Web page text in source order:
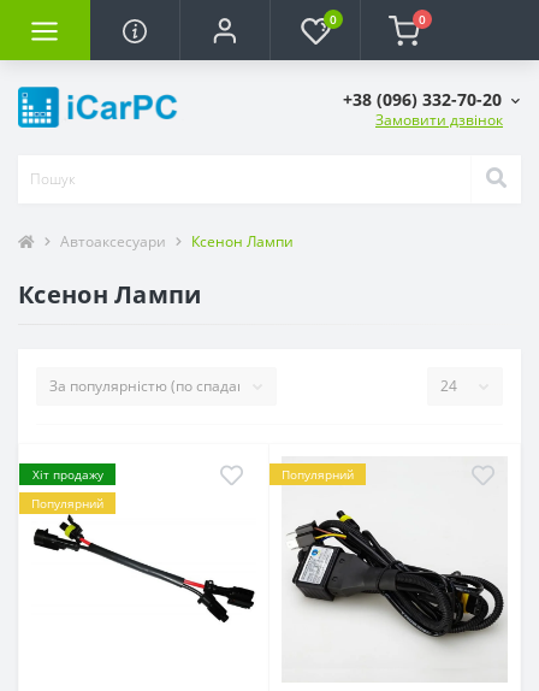
0 0
+38 (096) 332-70-20
Замовити дзвінок
Автоаксесуари Ксенон Лампи
Ксенон Лампи
Хіт продажу
Популярний
Популярний